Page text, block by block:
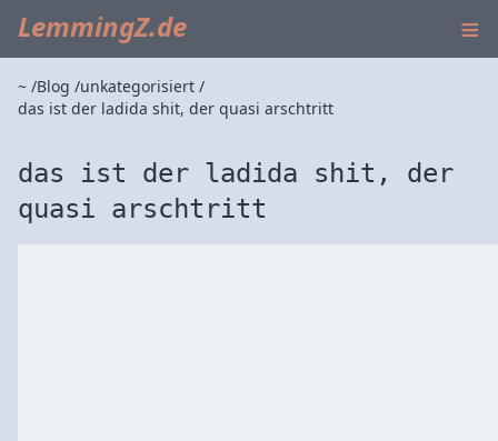
LemmingZ.de ≡
~ Blog unkategorisiert
das ist der ladida shit, der quasi arschtritt
das ist der ladida shit, der
quasi arschtritt